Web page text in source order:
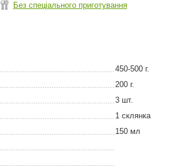
Без спеціального приготування
450-500 г.
200 г.
3 шт.
1 склянка
150 мл